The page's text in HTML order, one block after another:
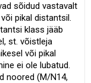
sõidud vastavalt
pikal distantsil.
klass jääb
st. võistleja
või pikal
ei ole lubatud.
noored (M/N14,